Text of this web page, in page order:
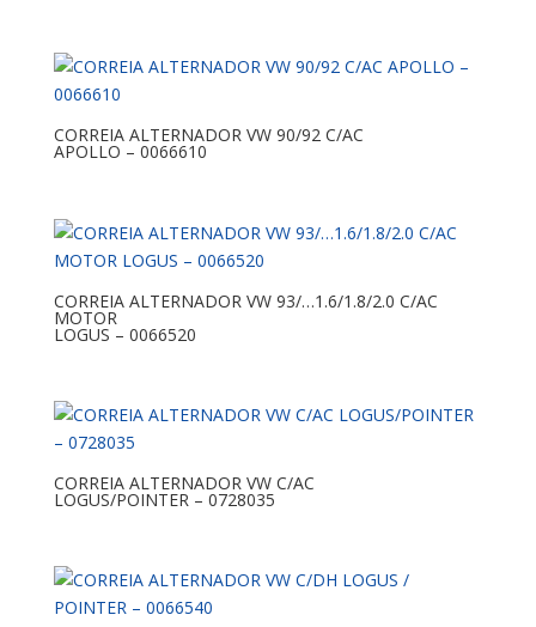
CORREIA ALTERNADOR VW 90/92 C/AC
APOLLO – 0066610
CORREIA ALTERNADOR VW 93/…1.6/1.8/2.0 C/AC
MOTOR
LOGUS – 0066520
CORREIA ALTERNADOR VW C/AC
LOGUS/POINTER – 0728035